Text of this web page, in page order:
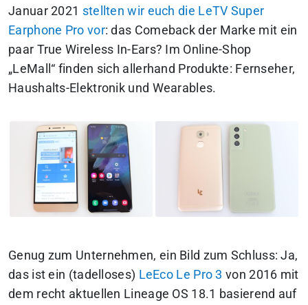
Januar 2021 stellten wir euch die LeTV Super
Earphone Pro vor: das Comeback der Marke mit ein
paar True Wireless In-Ears? Im Online-Shop
„LeMall“ finden sich allerhand Produkte: Fernseher,
Haushalts-Elektronik und Wearables.
Genug zum Unternehmen, ein Bild zum Schluss: Ja,
das ist ein (tadelloses) LeEco Le Pro 3 von 2016 mit
dem recht aktuellen Lineage OS 18.1 basierend auf